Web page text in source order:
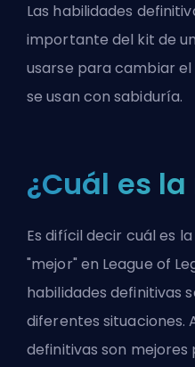
Las habilidades
importante del kit de
usarse para cambiar
se usan con sabiduría.
¿Cuál es
Es difícil decir cuál es
"mejor" en League of
habilidades definitivas
diferentes situaciones.
definitivas son mejores